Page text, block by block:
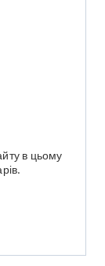
в цьому